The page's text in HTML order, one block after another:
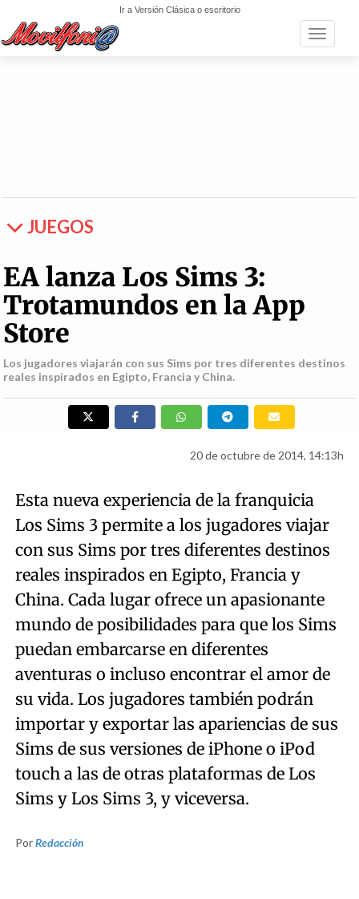
Ir a Versión Clásica o escritorio
Toggle
JUEGOS
EA lanza Los Sims 3:
Trotamundos en la App
Store
Los jugadores viajarán con sus Sims por tres diferentes destinos
reales inspirados en Egipto, Francia y China.
20 de octubre de 2014, 14:13h
Esta nueva experiencia de la franquicia
Los Sims 3 permite a los jugadores viajar
con sus Sims por tres diferentes destinos
reales inspirados en Egipto, Francia y
China. Cada lugar ofrece un apasionante
mundo de posibilidades para que los Sims
puedan embarcarse en diferentes
aventuras o incluso encontrar el amor de
su vida. Los jugadores también podrán
importar y exportar las apariencias de sus
Sims de sus versiones de iPhone o iPod
touch a las de otras plataformas de Los
Sims y Los Sims 3, y viceversa.
PorRedacción